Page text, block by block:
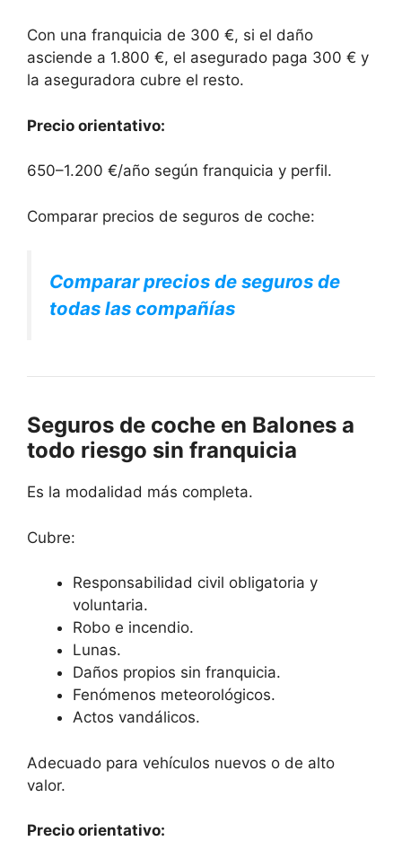
Con una franquicia de 300 €, si el daño
asciende a 1.800 €, el asegurado paga 300 € y
la aseguradora cubre el resto.
Precio orientativo:
650–1.200 €/año según franquicia y perfil.
Comparar precios de seguros de coche:
Comparar precios de seguros de
todas las compañías
Seguros de coche en Balones a
todo riesgo sin franquicia
Es la modalidad más completa.
Cubre:
Responsabilidad civil obligatoria y
voluntaria.
Robo e incendio.
Lunas.
Daños propios sin franquicia.
Fenómenos meteorológicos.
Actos vandálicos.
Adecuado para vehículos nuevos o de alto
valor.
Precio orientativo: